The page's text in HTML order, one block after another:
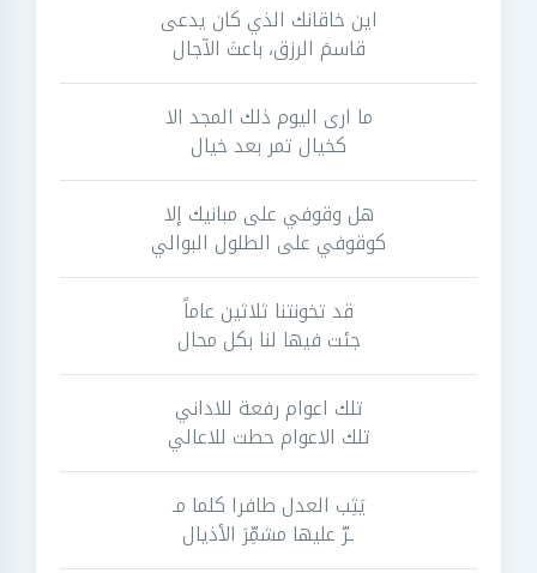
اين خاقانك الذي كان يدعى
قاسمَ الرزق، باعثَ الآجال
ما ارى اليوم ذلك المجد الا
كخيال تمر بعد خيال
هل وقوفي على مبانيك إلا
كوقوفي على الطلول البوالي
قد تخونتنا ثلاثين عاماً
جئت فيها لنا بكل محال
تلك اعوام رفعة للاداني
تلك الاعوام حطت للاعالي
يَثِب العدل طافرا كلما مـ
ـرّ عليها مشمِّرَ الأذيال